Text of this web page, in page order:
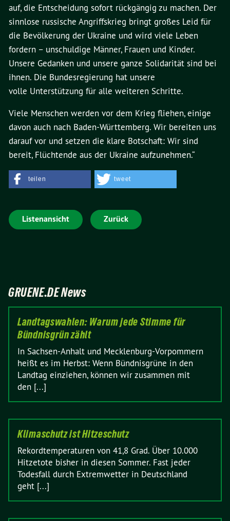
auf, die Entscheidung sofort rückgängig zu machen. Der
sinnlose russische Angriffskrieg bringt großes Leid für
die Bevölkerung der Ukraine und wird viele Leben
fordern – unschuldige Männer, Frauen und Kinder.
Unsere Gedanken und unsere ganze Solidarität sind bei
ihnen. Die Bundesregierung hat unsere
volle Unterstützung für alle weiteren Schritte.
Viele Menschen werden vor dem Krieg fliehen, einige
davon auch nach Baden-Württemberg. Wir bereiten uns
darauf vor und setzen die klare Botschaft: Wir sind
bereit, Flüchtende aus der Ukraine aufzunehmen.“
teilen tweet
Listenansicht Zurück
GRUENE.DE News
Landtagswahlen: Warum jede Stimme für
Bündnisgrün zählt
In Sachsen-Anhalt und Mecklenburg-Vorpommern
heißt es im Herbst: Wenn Bündnisgrüne in den
Landtag einziehen, können wir zusammen mit
den [...]
Klimaschutz ist Hitzeschutz
Rekordtemperaturen von 41,8 Grad. Über 10.000
Hitzetote bisher in diesen Sommer. Fast jeder
Todesfall durch Extremwetter in Deutschland
geht [...]